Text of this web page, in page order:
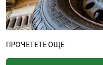
ПРОЧЕТЕТЕ ОЩЕ